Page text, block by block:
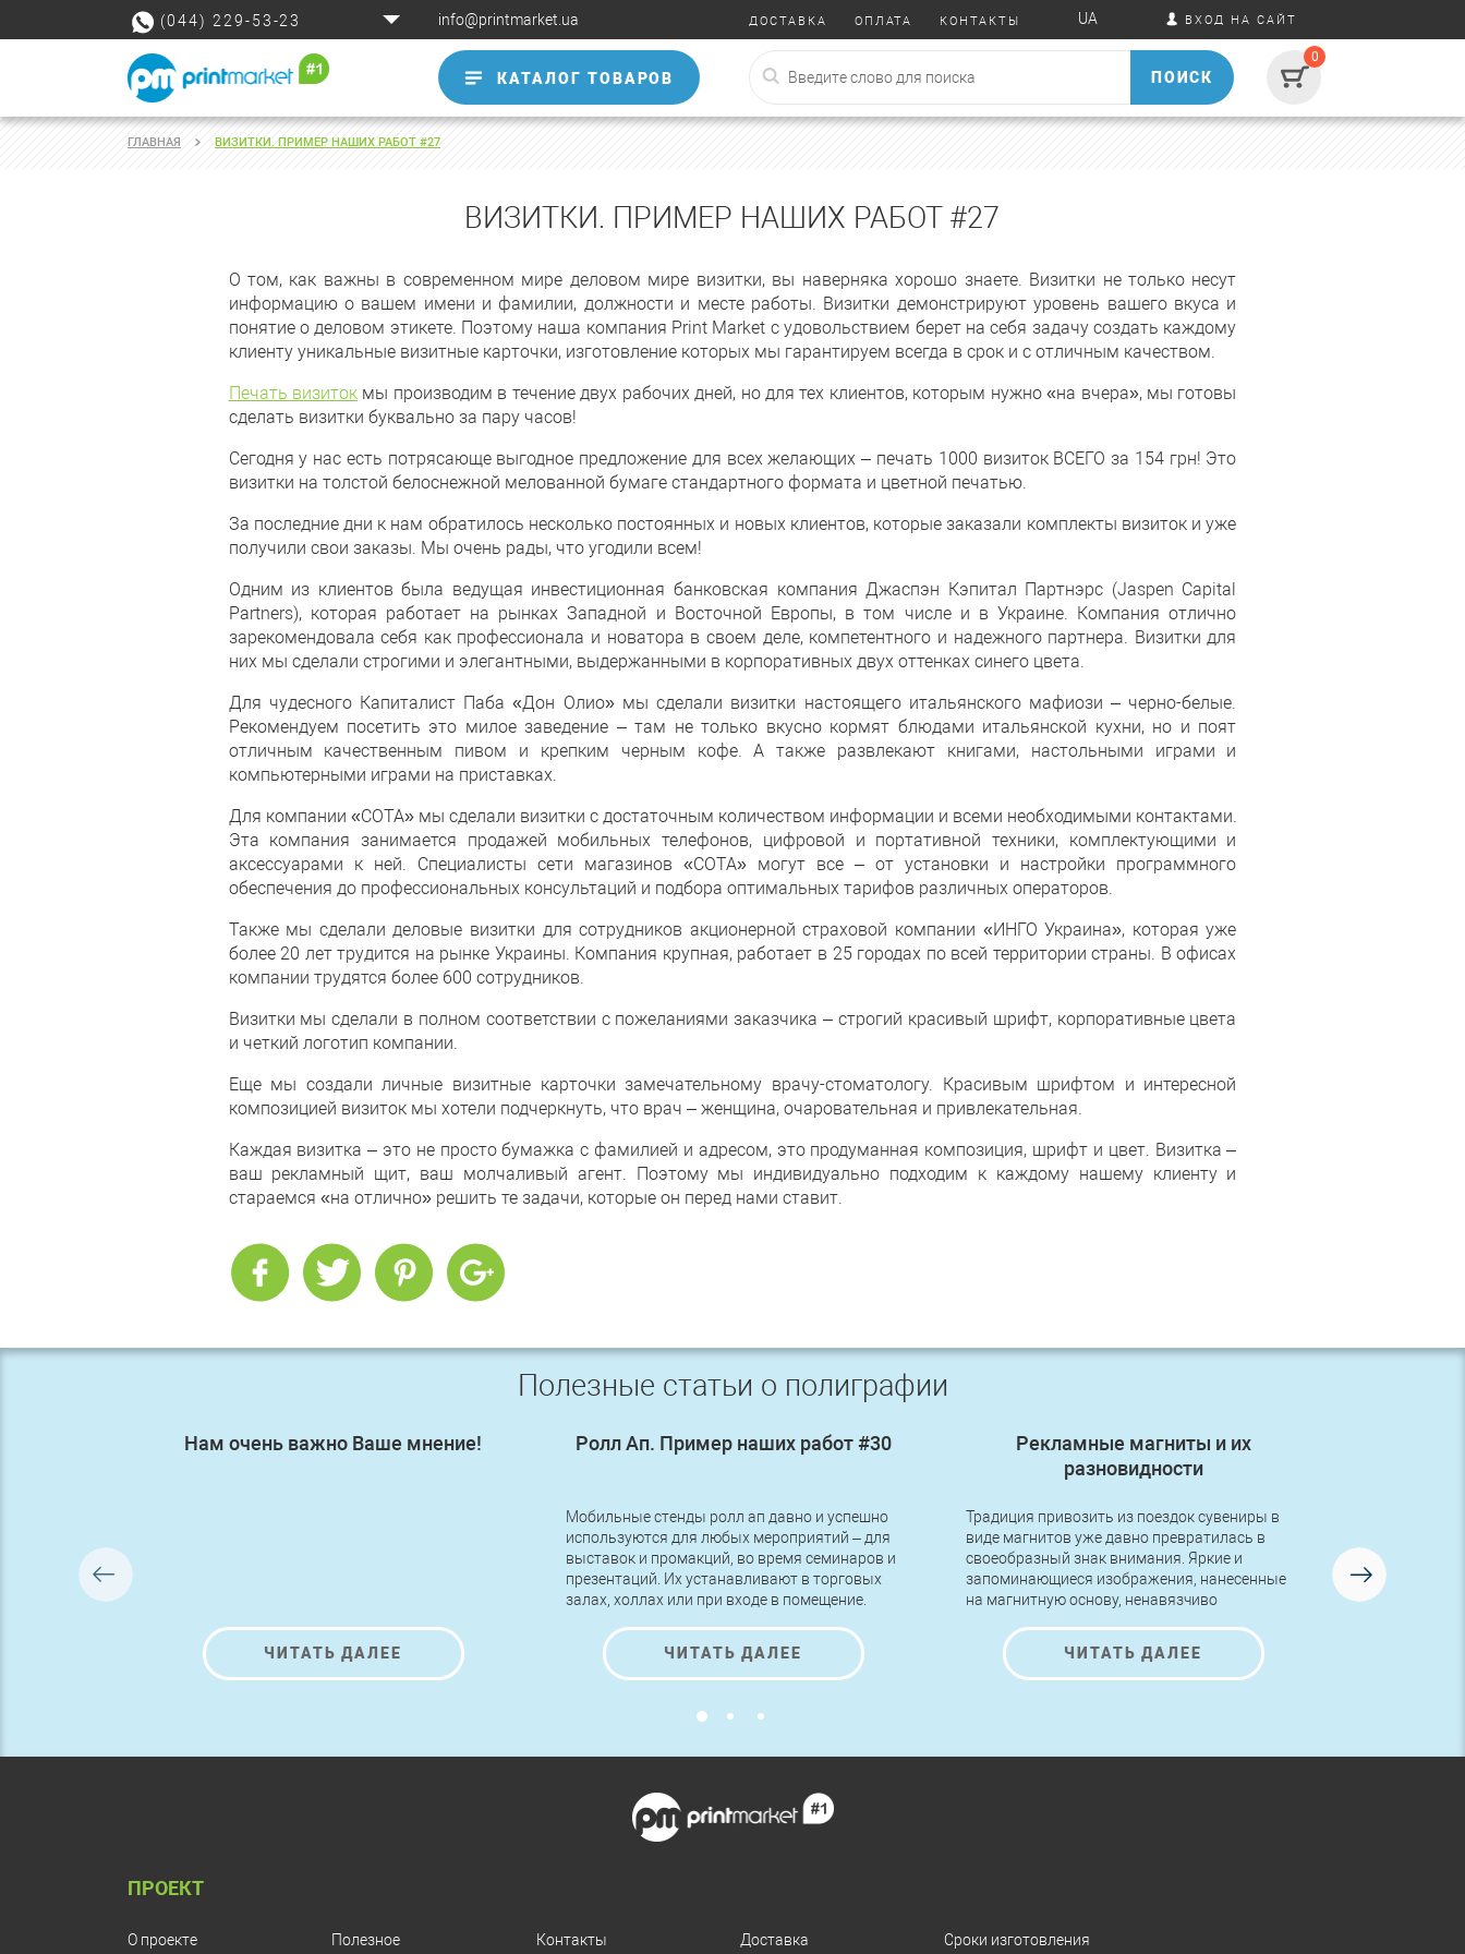
(044) 229-53-23 info@printmarket.ua ДОСТАВКА ОПЛАТА КОНТАКТЫ UA ВХОД НА САЙТ
КАТАЛОГ ТОВАРОВ ПОИСК
0
ГЛАВНАЯ ВИЗИТКИ. ПРИМЕР НАШИХ РАБОТ #27
ВИЗИТКИ. ПРИМЕР НАШИХ РАБОТ #27
О том, как важны в современном мире деловом мире визитки, вы наверняка хорошо знаете. Визитки не только несут
информацию о вашем имени и фамилии, должности и месте работы. Визитки демонстрируют уровень вашего вкуса и
понятие о деловом этикете. Поэтому наша компания Print Market с удовольствием берет на себя задачу создать каждому
клиенту уникальные визитные карточки, изготовление которых мы гарантируем всегда в срок и с отличным качеством.
Печать визитокмы производим в течение двух рабочих дней, но для тех клиентов, которым нужно «на вчера», мы готовы
сделать визитки буквально за пару часов!
Сегодня у нас есть потрясающе выгодное предложение для всех желающих – печать 1000 визиток ВСЕГО за 154 грн! Это
визитки на толстой белоснежной мелованной бумаге стандартного формата и цветной печатью.
За последние дни к нам обратилось несколько постоянных и новых клиентов, которые заказали комплекты визиток и уже
получили свои заказы. Мы очень рады, что угодили всем!
Одним из клиентов была ведущая инвестиционная банковская компания Джаспэн Кэпитал Партнэрс (Jaspen Сapital
Рartners), которая работает на рынках Западной и Восточной Европы, в том числе и в Украине. Компания отлично
зарекомендовала себя как профессионала и новатора в своем деле, компетентного и надежного партнера. Визитки для
них мы сделали строгими и элегантными, выдержанными в корпоративных двух оттенках синего цвета.
Для чудесного Капиталист Паба «Дон Олио» мы сделали визитки настоящего итальянского мафиози – черно-белые.
Рекомендуем посетить это милое заведение – там не только вкусно кормят блюдами итальянской кухни, но и поят
отличным качественным пивом и крепким черным кофе. А также развлекают книгами, настольными играми и
компьютерными играми на приставках.
Для компании «СОТА» мы сделали визитки с достаточным количеством информации и всеми необходимыми контактами.
Эта компания занимается продажей мобильных телефонов, цифровой и портативной техники, комплектующими и
аксессуарами к ней. Специалисты сети магазинов «СОТА» могут все – от установки и настройки программного
обеспечения до профессиональных консультаций и подбора оптимальных тарифов различных операторов.
Также мы сделали деловые визитки для сотрудников акционерной страховой компании «ИНГО Украина», которая уже
более 20 лет трудится на рынке Украины. Компания крупная, работает в 25 городах по всей территории страны. В офисах
компании трудятся более 600 сотрудников.
Визитки мы сделали в полном соответствии с пожеланиями заказчика – строгий красивый шрифт, корпоративные цвета
и четкий логотип компании.
Еще мы создали личные визитные карточки замечательному врачу-стоматологу. Красивым шрифтом и интересной
композицией визиток мы хотели подчеркнуть, что врач – женщина, очаровательная и привлекательная.
Каждая визитка – это не просто бумажка с фамилией и адресом, это продуманная композиция, шрифт и цвет. Визитка –
ваш рекламный щит, ваш молчаливый агент. Поэтому мы индивидуально подходим к каждому нашему клиенту и
стараемся «на отлично» решить те задачи, которые он перед нами ставит.
Полезные статьи о полиграфии
Нам очень важно Ваше мнение!
ЧИТАТЬ ДАЛЕЕ
Ролл Ап. Пример наших работ #30
Мобильные стенды ролл ап давно и успешно
используются для любых мероприятий – для
выставок и промакций, во время семинаров и
презентаций. Их устанавливают в торговых
залах, холлах или при входе в помещение.
разборке, стенды roll up позволяют
передвигать, переносить и устанавливать их
за считанные минуты без применения
ЧИТАТЬ ДАЛЕЕ
Рекламные магниты и их
разновидности
Традиция привозить из поездок сувениры в
виде магнитов уже давно превратилась в
своеобразный знак внимания. Яркие и
запоминающиеся изображения, нанесенные
на магнитную основу, ненавязчиво
на них информацией и полюбоваться на
красивые рисунки.ЧИТАТЬ ДАЛЕЕ
логотипом!
изготовлена
AutoNova-D.
ПРОЕКТ
О проекте Полезное Контакты Доставка Сроки изготовления